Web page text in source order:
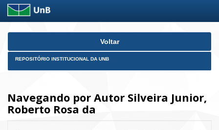
Skip
Voltar
REPOSITÓRIO INSTITUCIONAL DA UNB
Navegando por Autor Silveira Junior,
Roberto Rosa da